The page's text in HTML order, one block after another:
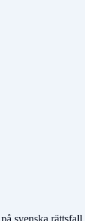
svenska rättsfall.